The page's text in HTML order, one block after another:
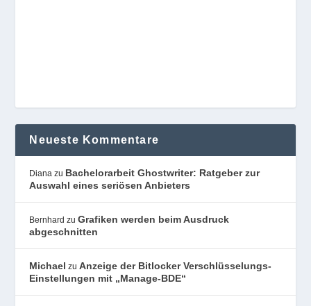
Neueste Kommentare
Diana zu Bachelorarbeit Ghostwriter: Ratgeber zur
Auswahl eines seriösen Anbieters
Bernhard zuGrafiken werden beim Ausdruck
abgeschnitten
Michael zuAnzeige der Bitlocker Verschlüsselungs-
Einstellungen mit „Manage-BDE“